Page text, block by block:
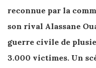
reconnue par la
son rival Alassane
guerre civile de
3.000 victimes. Un